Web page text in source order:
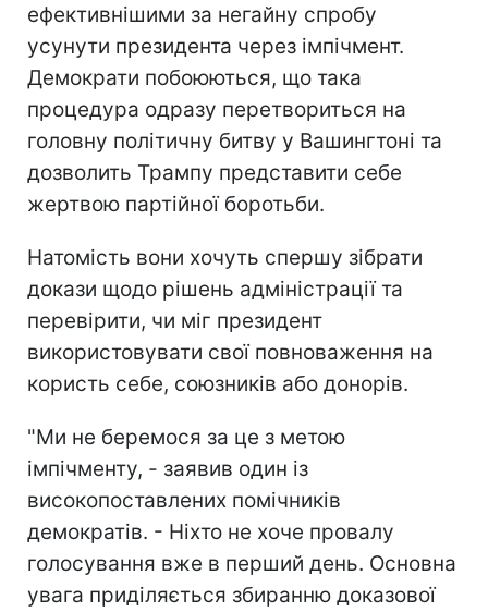
ефективнішими за негайну спробу
усунути президента через імпічмент.
Демократи побоюються, що така
процедура одразу перетвориться на
головну політичну битву у Вашингтоні та
дозволить Трампу представити себе
жертвою партійної боротьби.
Натомість вони хочуть спершу зібрати
докази щодо рішень адміністрації та
перевірити, чи міг президент
використовувати свої повноваження на
користь себе, союзників або донорів.
"Ми не беремося за це з метою
імпічменту, - заявив один із
високопоставлених помічників
демократів. - Ніхто не хоче провалу
голосування вже в перший день. Основна
увага приділяється збиранню доказової